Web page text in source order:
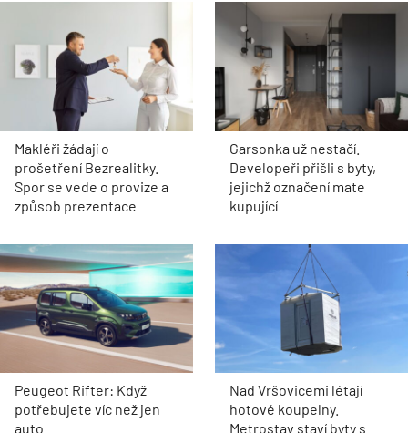
Makléři žádají o
prošetření Bezrealitky.
Spor se vede o provize a
způsob prezentace
Garsonka už nestačí.
Developeři přišli s byty,
jejichž označení mate
kupující
Peugeot Rifter: Když
potřebujete víc než jen
auto
Nad Vršovicemi létají
hotové koupelny.
Metrostav staví byty s